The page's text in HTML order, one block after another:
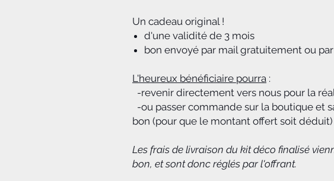
Un cadeau original !
d'une validité de 3 mois
bon envoyé par mail gratuitement ou
L'heureux bénéficiaire pourra :
-revenir directement vers nous pour la
-ou passer commande sur la boutique et
bon (pour que le montant offert soit déduit)
Les frais de livraison du kit déco finalisé
bon, et sont donc réglés par l'offrant.